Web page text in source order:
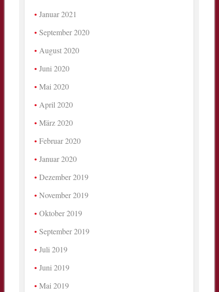
Januar 2021
September 2020
August 2020
Juni 2020
Mai 2020
April 2020
März 2020
Februar 2020
Januar 2020
Dezember 2019
November 2019
Oktober 2019
September 2019
Juli 2019
Juni 2019
Mai 2019